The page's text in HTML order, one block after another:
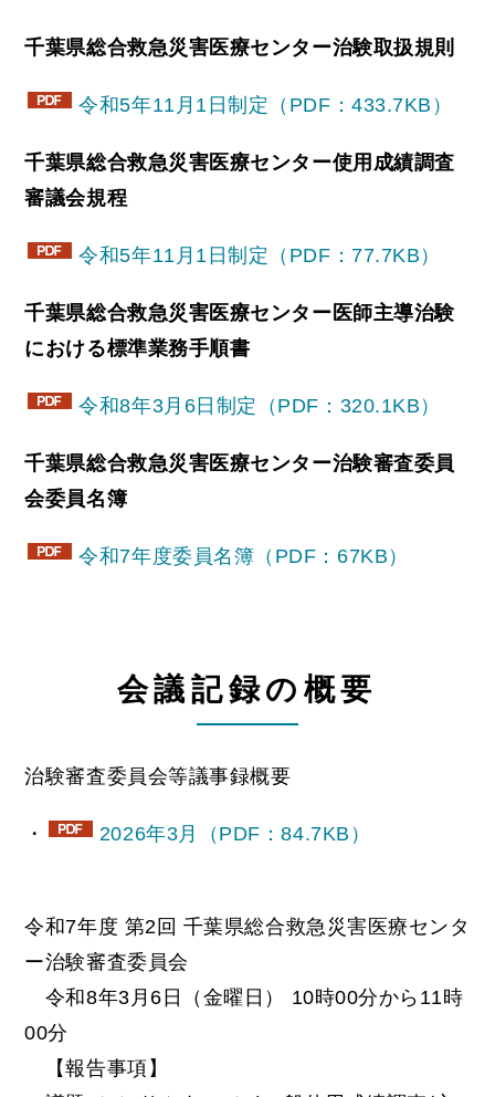
千葉県総合救急災害医療センター治験取扱規則
令和5年11月1日制定（PDF：433.7KB）
千葉県総合救急災害医療センター使用成績調査
審議会規程
令和5年11月1日制定（PDF：77.7KB）
千葉県総合救急災害医療センター医師主導治験
における標準業務手順書
令和8年3月6日制定（PDF：320.1KB）
千葉県総合救急災害医療センター治験審査委員
会委員名簿
令和7年度委員名簿（PDF：67KB）
会議記録の概要
治験審査委員会等議事録概要
・ 2026年3月（PDF：84.7KB）
令和7年度 第2回 千葉県総合救急災害医療センタ
ー治験審査委員会
令和8年3月6日（金曜日） 10時00分から11時
00分
【報告事項】